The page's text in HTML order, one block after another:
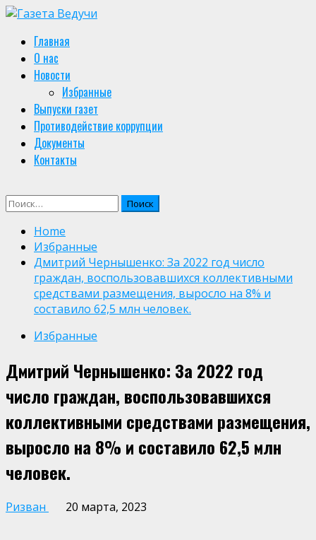
Skip
content
Primary
Menu
Главная
О нас
Новости
Избранные
Выпуски газет
Противодействие коррупции
Документы
Контакты
Найти:
Home
Избранные
Дмитрий Чернышенко: За 2022 год число
граждан, воспользовавшихся коллективными
средствами размещения, выросло на 8% и
составило 62,5 млн человек.
Избранные
Дмитрий Чернышенко: За 2022 год
число граждан, воспользовавшихся
коллективными средствами размещения,
выросло на 8% и составило 62,5 млн
человек.
Ризван 20 марта, 2023